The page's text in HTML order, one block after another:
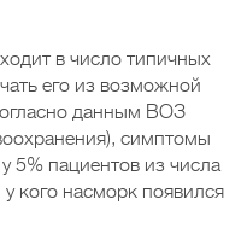
в число типичных
его из возможной
данным ВОЗ
симптомы
5% пациентов из числа
кого насморк появился